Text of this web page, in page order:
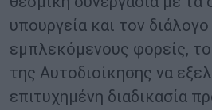
υπουργεία και τον
εμπλεκόμενους φορείς,
της Αυτοδιοίκησης να
επιτυχημένη διαδικασία